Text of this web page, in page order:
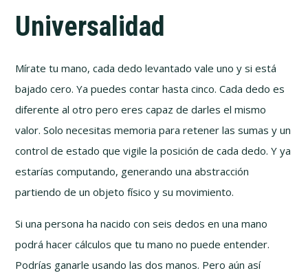
Universalidad
Mírate tu mano, cada dedo levantado vale uno y si está
bajado cero. Ya puedes contar hasta cinco. Cada dedo es
diferente al otro pero eres capaz de darles el mismo
valor. Solo necesitas memoria para retener las sumas y un
control de estado que vigile la posición de cada dedo. Y ya
estarías computando, generando una abstracción
partiendo de un objeto físico y su movimiento.
Si una persona ha nacido con seis dedos en una mano
podrá hacer cálculos que tu mano no puede entender.
Podrías ganarle usando las dos manos. Pero aún así